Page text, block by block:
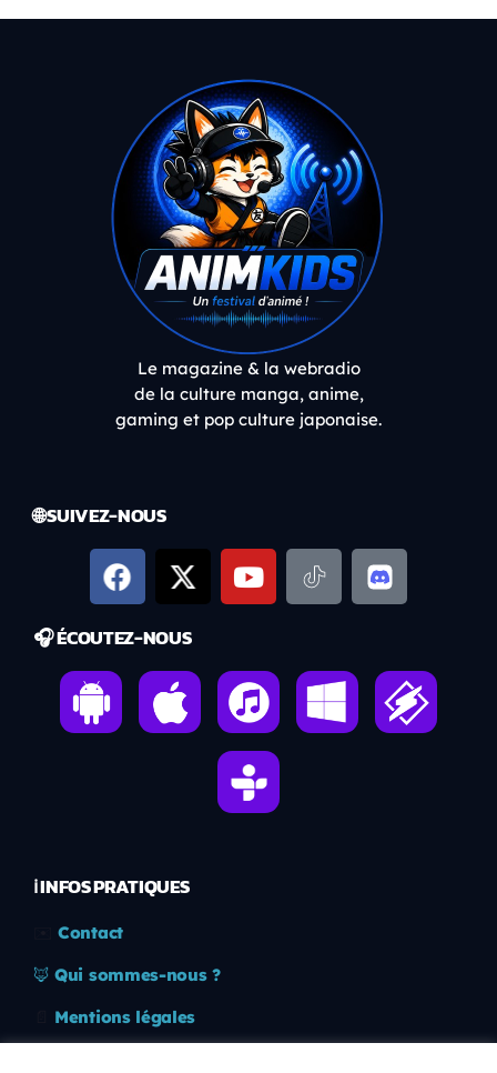
Le magazine & la webradio
de la culture manga, anime,
gaming et pop culture japonaise.
🌐 SUIVEZ-NOUS
🎧 ÉCOUTEZ-NOUS
ℹ️ INFOS PRATIQUES
Contact
🦊 Qui sommes-nous ?
Mentions légales